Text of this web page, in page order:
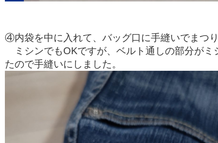
④内袋を中に入れて、バッグ口に手縫いでまつ
ミシンでもOKですが、ベルト通しの部分がミ
たので手縫いにしました。